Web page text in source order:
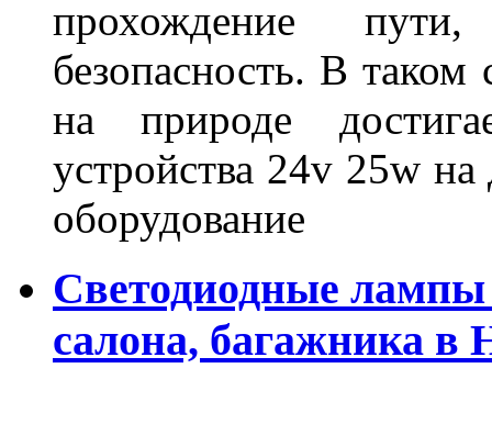
прохождение
безопасность. В
на природе
устройства 24v 25w
оборудование
Светодиодные лампы
салона, багажника в